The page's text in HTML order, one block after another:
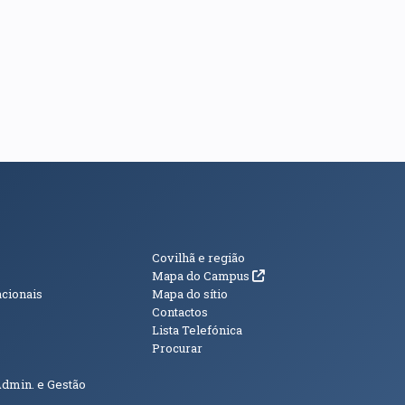
e Gestão
Informações
Covilhã e região
Mapa do Campus (abre em nova janela)
Mapa do sítio
Contactos
Lista Telefónica
Procurar